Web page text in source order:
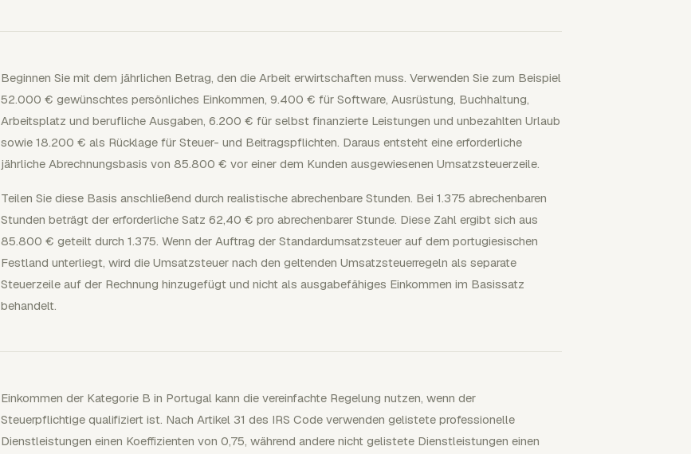
Beginnen Sie mit dem jährlichen Betrag, den die Arbeit erwirtschaften muss. Verwenden Sie zum Beispiel
52.000 € gewünschtes persönliches Einkommen, 9.400 € für Software, Ausrüstung, Buchhaltung,
Arbeitsplatz und berufliche Ausgaben, 6.200 € für selbst finanzierte Leistungen und unbezahlten Urlaub
sowie 18.200 € als Rücklage für Steuer- und Beitragspflichten. Daraus entsteht eine erforderliche
jährliche Abrechnungsbasis von 85.800 € vor einer dem Kunden ausgewiesenen Umsatzsteuerzeile.
Teilen Sie diese Basis anschließend durch realistische abrechenbare Stunden. Bei 1.375 abrechenbaren
Stunden beträgt der erforderliche Satz 62,40 € pro abrechenbarer Stunde. Diese Zahl ergibt sich aus
85.800 € geteilt durch 1.375. Wenn der Auftrag der Standardumsatzsteuer auf dem portugiesischen
Festland unterliegt, wird die Umsatzsteuer nach den geltenden Umsatzsteuerregeln als separate
Steuerzeile auf der Rechnung hinzugefügt und nicht als ausgabefähiges Einkommen im Basissatz
behandelt.
Einkommen der Kategorie B in Portugal kann die vereinfachte Regelung nutzen, wenn der
Steuerpflichtige qualifiziert ist. Nach Artikel 31 des IRS Code verwenden gelistete professionelle
Dienstleistungen einen Koeffizienten von 0,75, während andere nicht gelistete Dienstleistungen einen